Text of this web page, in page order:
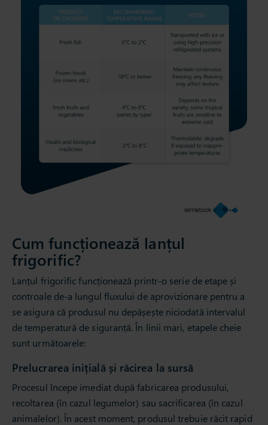
Cum funcționează lanțul
frigorific?
Lanțul frigorific funcționează printr-o serie de etape și
controale de-a lungul fluxului de aprovizionare pentru a
se asigura că produsul nu depășește niciodată intervalul
de temperatură de siguranță. În linii mari, etapele cheie
sunt următoarele:
Prelucrarea inițială și răcirea la sursă
Procesul începe imediat după fabricarea produsului,
recoltarea (în cazul legumelor) sau sacrificarea (în cazul
animalelor). În acest moment, produsul trebuie răcit rapid